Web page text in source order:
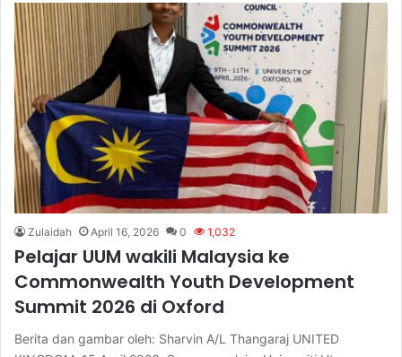
Zulaidah April 16, 2026 0 1,032
Pelajar UUM wakili Malaysia ke
Commonwealth Youth Development
Summit 2026 di Oxford
Berita dan gambar oleh: Sharvin A/L Thangaraj UNITED